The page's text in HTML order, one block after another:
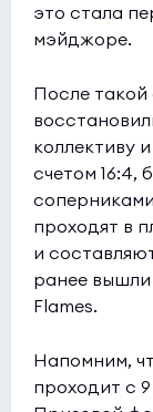
это стала
мэйджоре.
После
коллективу
счетом 16:4,
проходят в
и
ранее
Flames.
Напомним,
проходит с